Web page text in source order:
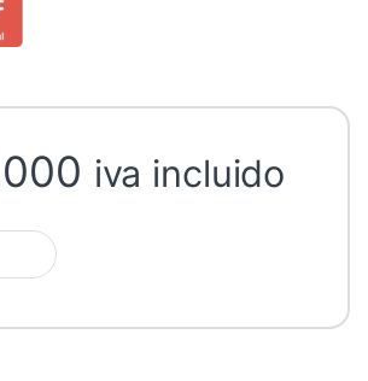
iva incluido
4200W 24V AXPERT VM2 Premium Plus